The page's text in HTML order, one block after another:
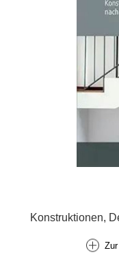
Konstruktionen,